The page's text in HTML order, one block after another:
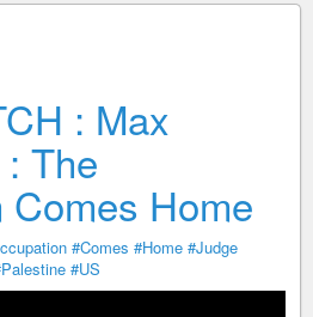
: Max
The
Home
#Comes #Home #Judge
#US